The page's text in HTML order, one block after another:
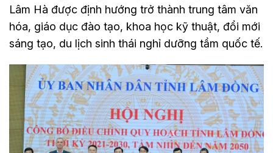
Lâm Hà được định hướng trở thành trung tâm văn
hóa, giáo dục đào tạo, khoa học kỹ thuật, đổi mới
sáng tạo, du lịch sinh thái nghỉ dưỡng tầm quốc tế.